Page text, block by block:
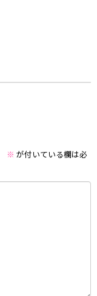
※ が付いている欄は必